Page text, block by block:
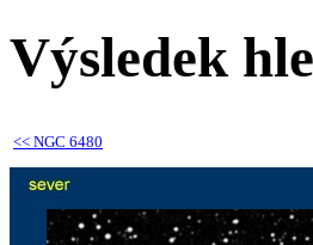
Výsledek
<< NGC 6480